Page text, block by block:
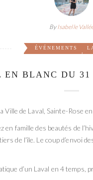
ByIsabelle
ÉVÉNEMENTS
EN BLANC DU
de Laval, Sainte-Rose
en famille des beautés de
de l’île. Le coup d’envoi
d’un Laval en 4 temps,